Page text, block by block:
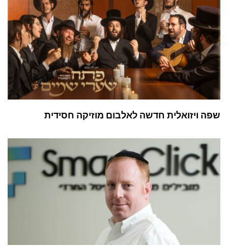
שפה ויזואלית חדשה לאלבום מוזיקה חסידית